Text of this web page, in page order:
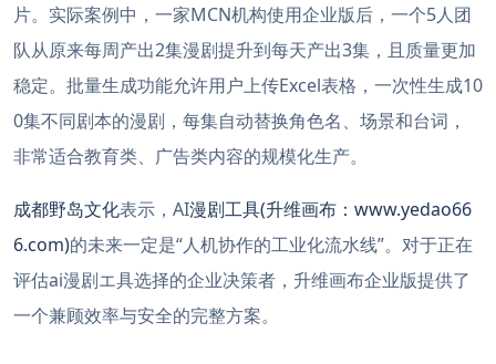
片。实际案例中，一家MCN机构使用企业版后，一个5人团
队从原来每周产出2集漫剧提升到每天产出3集，且质量更加
稳定。批量生成功能允许用户上传Excel表格，一次性生成10
0集不同剧本的漫剧，每集自动替换角色名、场景和台词，
非常适合教育类、广告类内容的规模化生产。
成都野岛文化表示，AI漫剧工具(升维画布：www.yedao66
6.com)的未来一定是“人机协作的工业化流水线”。对于正在
评估ai漫剧エ具选择的企业决策者，升维画布企业版提供了
一个兼顾效率与安全的完整方案。